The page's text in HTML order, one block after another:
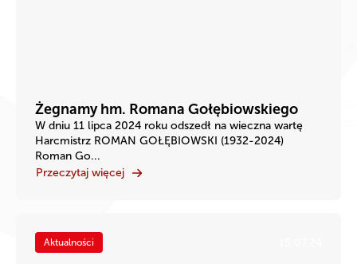
Żegnamy hm. Romana Gołębiowskiego
W dniu 11 lipca 2024 roku odszedł na wieczna wartę
Harcmistrz ROMAN GOŁĘBIOWSKI (1932-2024)
Roman Go...
Przeczytaj więcej
Aktualności